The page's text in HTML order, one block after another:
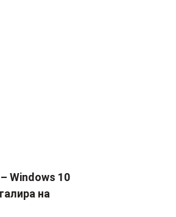
Windows 10
на